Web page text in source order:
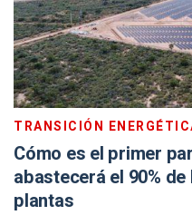
TRANSICIÓN
Cómo es el primer
abastecerá el 90%
plantas